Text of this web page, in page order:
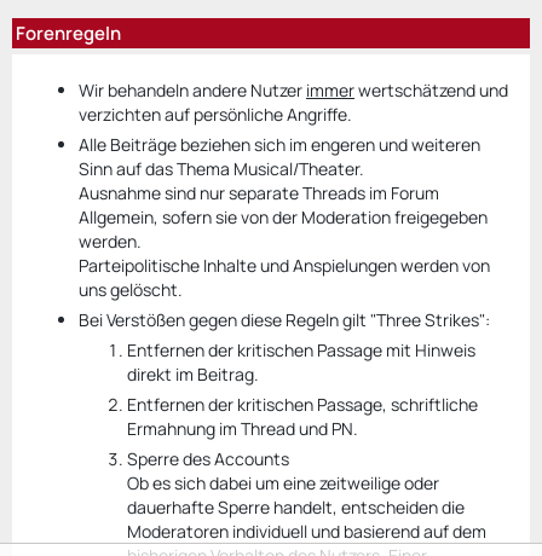
Forenregeln
Wir behandeln andere Nutzer immerwertschätzend und
verzichten auf persönliche Angriffe.
Alle Beiträge beziehen sich im engeren und weiteren
Sinn auf das Thema Musical/Theater.
Ausnahme sind nur separate Threads im Forum
Allgemein, sofern sie von der Moderation freigegeben
werden.
Parteipolitische Inhalte und Anspielungen werden von
uns gelöscht.
Bei Verstößen gegen diese Regeln gilt "Three Strikes":
Entfernen der kritischen Passage mit Hinweis
direkt im Beitrag.
Entfernen der kritischen Passage, schriftliche
Ermahnung im Thread und PN.
Sperre des Accounts
Ob es sich dabei um eine zeitweilige oder
dauerhafte Sperre handelt, entscheiden die
Moderatoren individuell und basierend auf dem